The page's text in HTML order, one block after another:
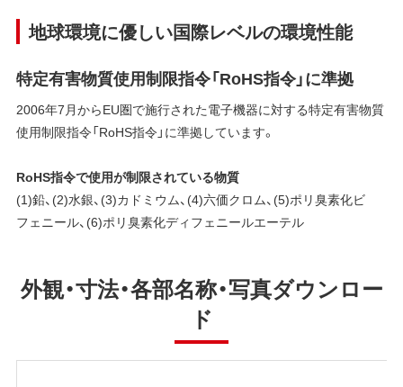
地球環境に優しい国際レベルの環境性能
特定有害物質使用制限指令「RoHS指令」に準拠
2006年7月からEU圏で施行された電子機器に対する特定有害物質
使用制限指令「RoHS指令」に準拠しています。
RoHS指令で使用が制限されている物質
(1)鉛、(2)水銀、(3)カドミウム、(4)六価クロム、(5)ポリ臭素化ビ
フェニール、(6)ポリ臭素化ディフェニールエーテル
外観・寸法・各部名称・写真ダウンロー
ド